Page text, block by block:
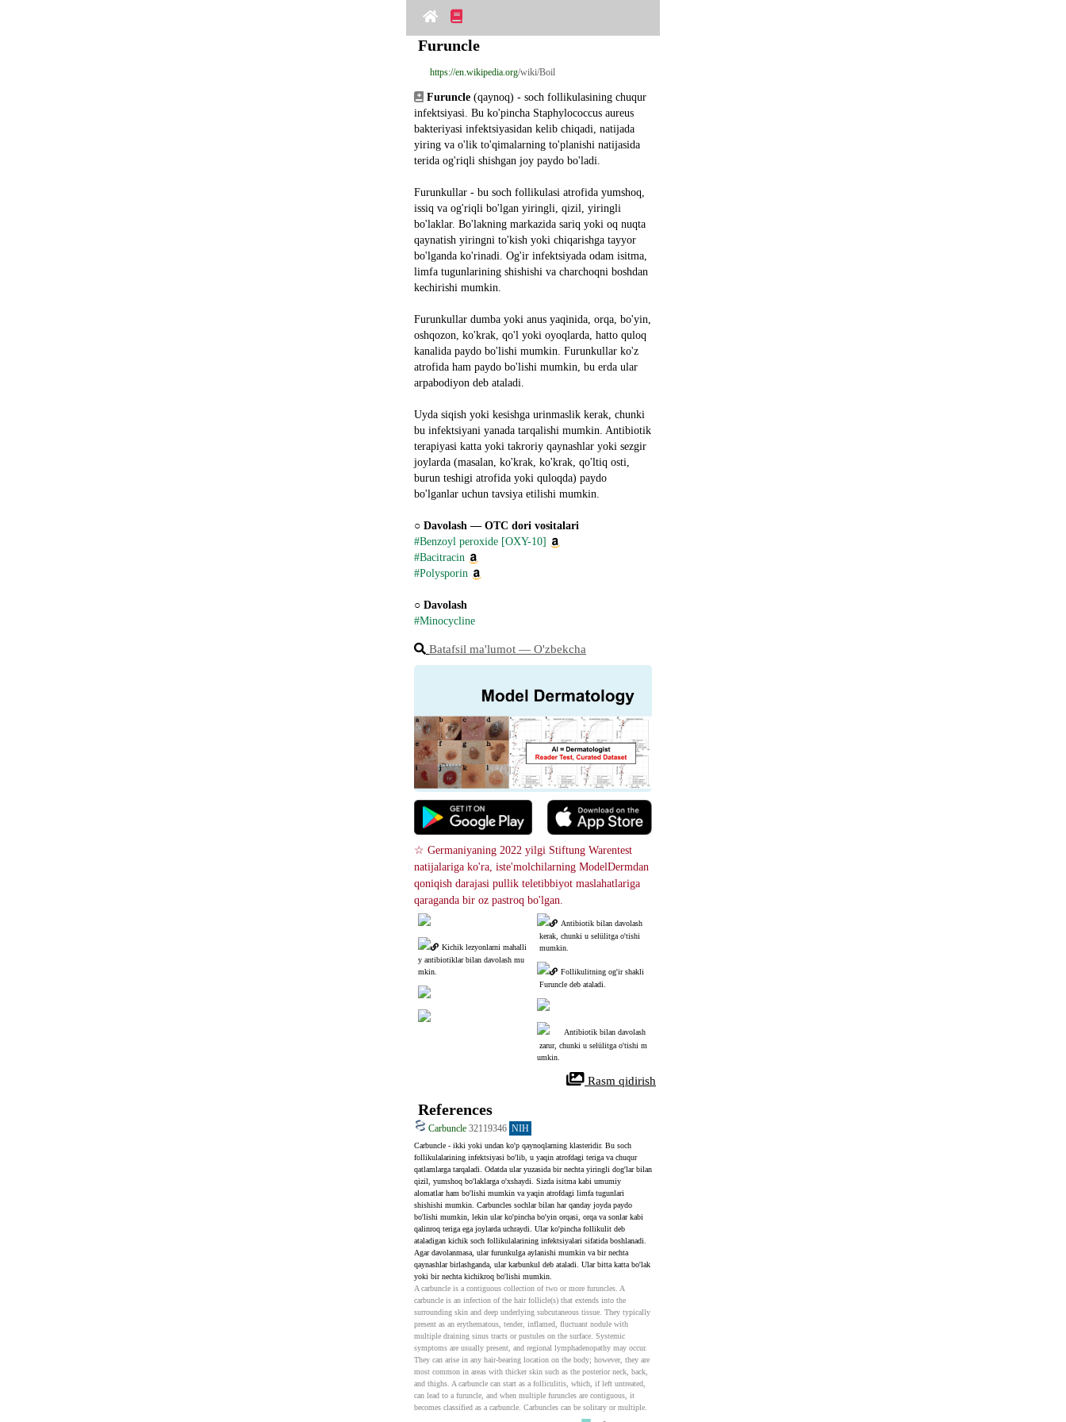
Furuncle
https://en.wikipedia.org/wiki/Boil
Furuncle (qaynoq) - soch follikulasining chuqur
infektsiyasi. Bu ko'pincha Staphylococcus aureus
bakteriyasi infektsiyasidan kelib chiqadi, natijada
yiring va o'lik to'qimalarning to'planishi natijasida
terida og'riqli shishgan joy paydo bo'ladi.
Furunkullar - bu soch follikulasi atrofida yumshoq,
issiq va og'riqli bo'lgan yiringli, qizil, yiringli
bo'laklar. Bo'lakning markazida sariq yoki oq nuqta
qaynatish yiringni to'kish yoki chiqarishga tayyor
bo'lganda ko'rinadi. Og'ir infektsiyada odam isitma,
limfa tugunlarining shishishi va charchoqni boshdan
kechirishi mumkin.
Furunkullar dumba yoki anus yaqinida, orqa, bo'yin,
oshqozon, ko'krak, qo'l yoki oyoqlarda, hatto quloq
kanalida paydo bo'lishi mumkin. Furunkullar ko'z
atrofida ham paydo bo'lishi mumkin, bu erda ular
arpabodiyon deb ataladi.
Uyda siqish yoki kesishga urinmaslik kerak, chunki
bu infektsiyani yanada tarqalishi mumkin. Antibiotik
terapiyasi katta yoki takroriy qaynashlar yoki sezgir
joylarda (masalan, ko'krak, ko'krak, qo'ltiq osti,
burun teshigi atrofida yoki quloqda) paydo
bo'lganlar uchun tavsiya etilishi mumkin.
○ Davolash ― OTC dori vositalari
#Benzoyl peroxide [OXY-10]
#Bacitracin
#Polysporin
○ Davolash
#Minocycline
Batafsil ma'lumot ― O'zbekcha
☆ Germaniyaning 2022 yilgi Stiftung Warentest
natijalariga ko'ra, iste'molchilarning ModelDermdan
qoniqish darajasi pullik teletibbiyot maslahatlariga
qaraganda bir oz pastroq bo'lgan.
Kichik lezyonlarni mahalli
y antibiotiklar bilan davolash mu
mkin.
Antibiotik bilan davolash
kerak, chunki u selülitga o'tishi
mumkin.
Follikulitning og'ir shakli
Furuncle deb ataladi.
Antibiotik bilan davolash
zarur, chunki u selülitga o'tishi m
umkin.
Rasm qidirish
References
Carbuncle 32119346 NIH
Carbuncle - ikki yoki undan ko'p qaynoqlarning klasteridir. Bu soch
follikulalarining infektsiyasi bo'lib, u yaqin atrofdagi teriga va chuqur
qatlamlarga tarqaladi. Odatda ular yuzasida bir nechta yiringli dog'lar bilan
qizil, yumshoq bo'laklarga o'xshaydi. Sizda isitma kabi umumiy
alomatlar ham bo'lishi mumkin va yaqin atrofdagi limfa tugunlari
shishishi mumkin. Carbuncles sochlar bilan har qanday joyda paydo
bo'lishi mumkin, lekin ular ko'pincha bo'yin orqasi, orqa va sonlar kabi
qalinroq teriga ega joylarda uchraydi. Ular ko'pincha follikulit deb
ataladigan kichik soch follikulalarining infektsiyalari sifatida boshlanadi.
Agar davolanmasa, ular furunkulga aylanishi mumkin va bir nechta
qaynashlar birlashganda, ular karbunkul deb ataladi. Ular bitta katta bo'lak
yoki bir nechta kichikroq bo'lishi mumkin.
A carbuncle is a contiguous collection of two or more furuncles. A
carbuncle is an infection of the hair follicle(s) that extends into the
surrounding skin and deep underlying subcutaneous tissue. They typically
present as an erythematous, tender, inflamed, fluctuant nodule with
multiple draining sinus tracts or pustules on the surface. Systemic
symptoms are usually present, and regional lymphadenopathy may occur.
They can arise in any hair-bearing location on the body; however, they are
most common in areas with thicker skin such as the posterior neck, back,
and thighs. A carbuncle can start as a folliculitis, which, if left untreated,
can lead to a furuncle, and when multiple furuncles are contiguous, it
becomes classified as a carbuncle. Carbuncles can be solitary or multiple.